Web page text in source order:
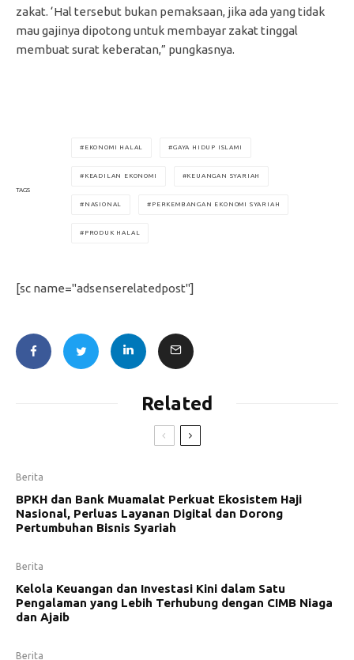
zakat. ‘Hal tersebut bukan pemaksaan, jika ada yang tidak
mau gajinya dipotong untuk membayar zakat tinggal
membuat surat keberatan,” pungkasnya.
TAGS
EKONOMI HALAL GAYA HIDUP ISLAMI
KEADILAN EKONOMI KEUANGAN SYARIAH
NASIONAL PERKEMBANGAN EKONOMI SYARIAH
PRODUK HALAL
[sc name="adsenserelatedpost"]
Related
Berita
BPKH dan Bank Muamalat Perkuat Ekosistem Haji
Nasional, Perluas Layanan Digital dan Dorong
Pertumbuhan Bisnis Syariah
Berita
Kelola Keuangan dan Investasi Kini dalam Satu
Pengalaman yang Lebih Terhubung dengan CIMB Niaga
dan Ajaib
Berita